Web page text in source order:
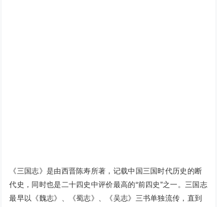
《三国志》是由西晋陈寿所著，记载中国三国时代历史的断
代史，同时也是二十四史中评价最高的“前四史”之一。三国志
最早以《魏志》、《蜀志》、《吴志》三书单独流传，直到